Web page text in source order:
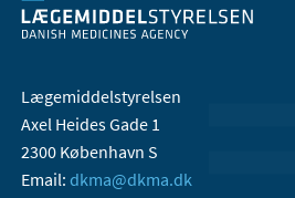
Lægemiddelstyrelsen
Axel Heides Gade 1
2300 København S
Email: dkma@dkma.dk